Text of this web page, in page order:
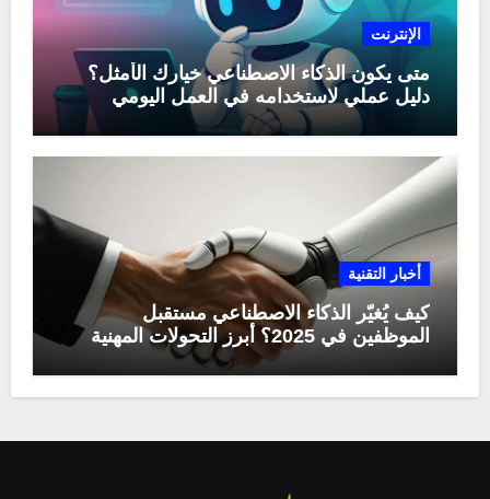
الإنترنت
متى يكون الذكاء الاصطناعي خيارك الأمثل؟
دليل عملي لاستخدامه في العمل اليومي
أخبار التقنية
كيف يُغيّر الذكاء الاصطناعي مستقبل
الموظفين في 2025؟ أبرز التحولات المهنية